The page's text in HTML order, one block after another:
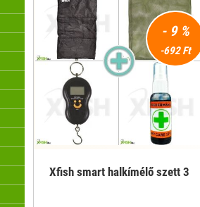
- 9 %
-692 Ft
Xfish smart halkímélő szett 3